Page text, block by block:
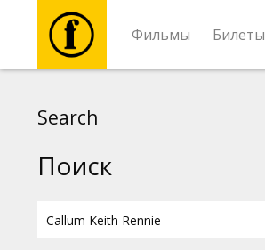
Фильмы Билеты
Search
Поиск